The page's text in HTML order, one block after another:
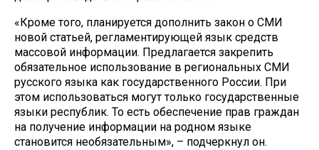
«Кроме того, планируется дополнить закон о СМИ
новой статьей, регламентирующей язык средств
массовой информации. Предлагается закрепить
обязательное использование в региональных СМИ
русского языка как государственного России. При
этом использоваться могут только государственные
языки республик. То есть обеспечение прав граждан
на получение информации на родном языке
становится необязательным», – подчеркнул он.